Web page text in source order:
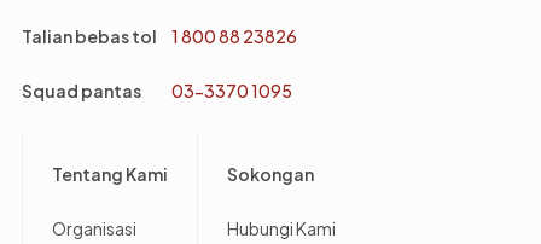
Talian bebas tol 1 800 88 23826
Squad pantas 03-3370 1095
Tentang Kami
Organisasi
Sokongan
Hubungi Kami